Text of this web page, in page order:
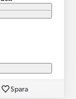
Spara